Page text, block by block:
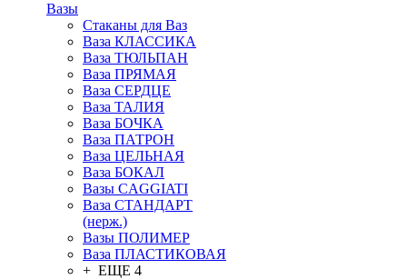
Вазы
Стаканы для Ваз
Ваза КЛАССИКА
Ваза ТЮЛЬПАН
Ваза ПРЯМАЯ
Ваза СЕРДЦЕ
Ваза ТАЛИЯ
Ваза БОЧКА
Ваза ПАТРОН
Ваза ЦЕЛЬНАЯ
Ваза БОКАЛ
Вазы CAGGIATI
Ваза СТАНДАРТ
(нерж.)
Вазы ПОЛИМЕР
Ваза ПЛАСТИКОВАЯ
+ ЕЩЕ 4